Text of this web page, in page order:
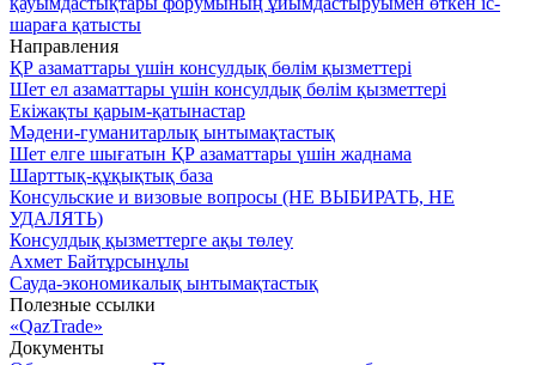
шараға қатысты
Направления
ҚР азаматтары үшін консулдық бөлім қызметтері
Шет ел азаматтары үшін консулдық бөлім қызметтері
Екіжақты қарым-қатынастар
Мәдени-гуманитарлық ынтымақтастық
Шет елге шығатын ҚР азаматтары үшін жаднама
Шарттық-құқықтық база
Консульские и визовые вопросы (НЕ ВЫБИРАТЬ, НЕ
УДАЛЯТЬ)
Консулдық қызметтерге ақы төлеу
Ахмет Байтұрсынұлы
Сауда-экономикалық ынтымақтастық
Полезные ссылки
«QazTrade»
Документы